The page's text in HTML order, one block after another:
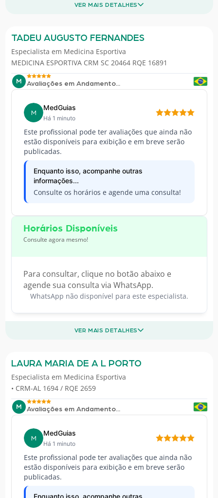
VER MAIS DETALHES
TADEU AUGUSTO FERNANDES
Especialista em Medicina Esportiva
MEDICINA ESPORTIVA CRM SC 20464 RQE 16891
M Avaliações em Andamento...
M
MedGuias
Há 1 minuto
Este profissional pode ter avaliações que ainda não
estão disponíveis para exibição e em breve serão
publicadas.
Enquanto isso, acompanhe outras
informações...
Consulte os horários e agende uma consulta!
Horários Disponíveis
Consulte agora mesmo!
Para consultar, clique no botão abaixo e
agende sua consulta via WhatsApp.
WhatsApp não disponível para este especialista.
VER MAIS DETALHES
LAURA MARIA DE A L PORTO
Especialista em Medicina Esportiva
• CRM-AL 1694 / RQE 2659
M Avaliações em Andamento...
M
MedGuias
Há 1 minuto
Este profissional pode ter avaliações que ainda não
estão disponíveis para exibição e em breve serão
publicadas.
Enquanto isso, acompanhe outras